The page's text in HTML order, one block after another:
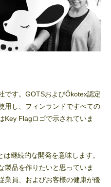
です。GOTSおよびÖkotex認定
用し、フィンランドですべての
Key Flagロゴで示されていま
継続的な開発を意味します。
製品を作りたいと思っていま
業員、およびお客様の健康が優